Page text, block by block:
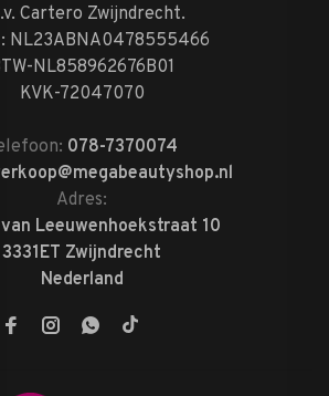
Cartero Zwijndrecht.
NL23ABNA0478555466
NL858962676B01
KVK-72047070
078-7370074
Adres:
Leeuwenhoekstraat 10
3331ET Zwijndrecht
Nederland